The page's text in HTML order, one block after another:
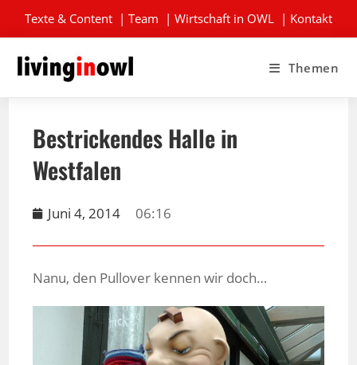
Texte & Content | Team | Wirtschaft in OWL | Kontakt
Themen
Bestrickendes Halle in
Westfalen
Juni 4, 2014 06:16
Nanu, den Pullover kennen wir doch…